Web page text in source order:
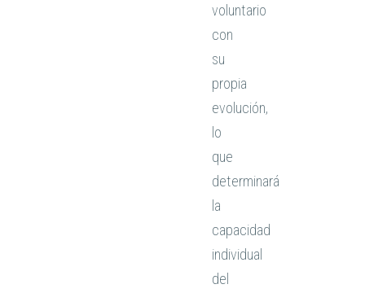
voluntario
con
su
propia
evolución,
lo
que
determinará
la
capacidad
individual
del